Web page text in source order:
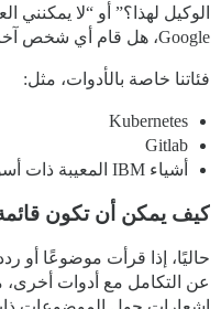
Google، هل قام أي شخص آخر بحل هذا؟”
فئاتنا خاصة بالأدوات، مثل:
Kubernetes
Gitlab
أشياء IBM المعيبة ذات أسوأ واجهة مستخدم رأيتها على الإطلاق
كيف يمكن أن تكون